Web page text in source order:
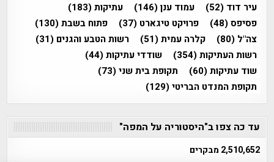
עיר דוד (52) עמוד ענן(146) עתיקות(183)
פסיפס(48) פרויקט טיגארט (37) פתוח בשבת(130)
צה"ל (80) קלרה עמית(51) רשות הטבע והגנים (31)
רשות העתיקות(354) שודדי עתיקות(44)
שוד עתיקות(60) תקופת בית שני(73)
תקופת המנדט הבריטי(129)
עד כה צפו ב"היסטוריה על המפה"
2,510,652 מבקרים